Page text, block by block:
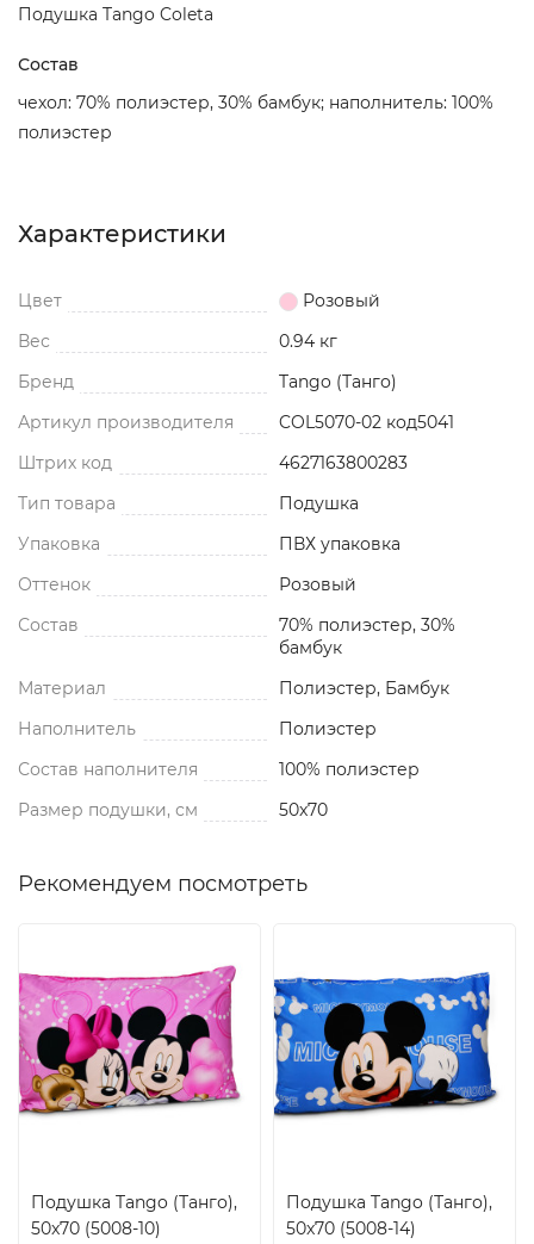
Подушка Tango Coleta
Состав
чехол: 70% полиэстер, 30% бамбук; наполнитель: 100%
полиэстер
Характеристики
Цвет
Розовый
Вес
0.94 кг
Бренд
Tango (Танго)
Артикул производителя
COL5070-02 код5041
Штрих код
4627163800283
Тип товара
Подушка
Упаковка
ПВХ упаковка
Оттенок
Розовый
Состав
70% полиэстер, 30%
бамбук
Материал
Полиэстер, Бамбук
Наполнитель
Полиэстер
Состав наполнителя
100% полиэстер
Размер подушки, см
50x70
Рекомендуем посмотреть
Подушка Tango (Танго),
50x70 (5008-10)
Подушка Tango (Танго),
50x70 (5008-14)